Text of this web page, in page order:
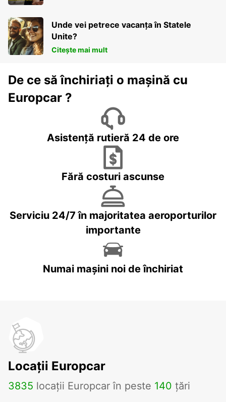
Unde vei petrece vacanța în Statele
Unite?
Citește mai mult
De ce să închiriați o mașină cu
Europcar ?
Asistență rutieră 24 de ore
Fără costuri ascunse
Serviciu 24/7 în majoritatea aeroporturilor
importante
Numai mașini noi de închiriat
Locații Europcar
3835 locații Europcar în peste 140 țări